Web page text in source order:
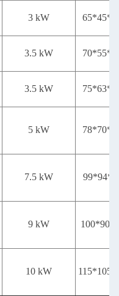
3 kW
3.5 kW
3.5 kW
5 kW
7.5 kW
9 kW
10 kW